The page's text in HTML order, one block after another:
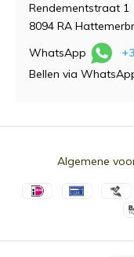
Rendementstraat 1
8094 RA
WhatsApp
Bellen via
Algemene